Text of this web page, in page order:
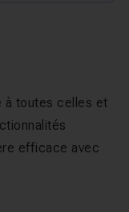
à toutes celles et
efficace avec